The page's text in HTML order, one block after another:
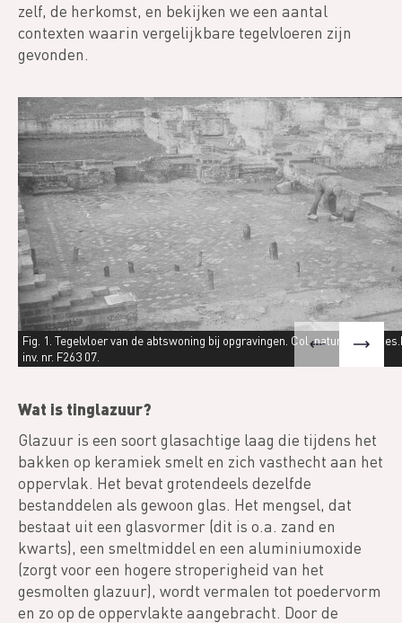
zelf, de herkomst, en bekijken we een aantal
contexten waarin vergelijkbare tegelvloeren zijn
gevonden.
Fig. 1. Tegelvloer van de abtswoning bij opgravingen. Col.
inv. nr. F263 07.
Wat is tinglazuur?
Glazuur is een soort glasachtige laag die tijdens het
bakken op keramiek smelt en zich vasthecht aan het
oppervlak. Het bevat grotendeels dezelfde
bestanddelen als gewoon glas. Het mengsel, dat
bestaat uit een glasvormer (dit is o.a. zand en
kwarts), een smeltmiddel en een aluminiumoxide
(zorgt voor een hogere stroperigheid van het
gesmolten glazuur), wordt vermalen tot poedervorm
en zo op de oppervlakte aangebracht. Door de